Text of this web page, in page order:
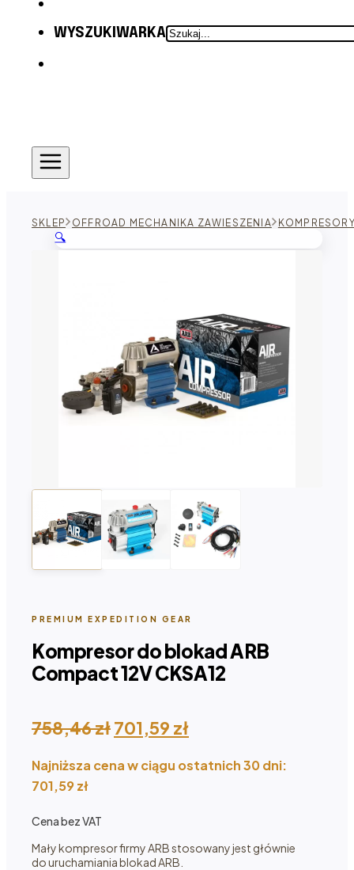
WYSZUKIWARKASZUKAJ
SKLEP OFFROAD MECHANIKA ZAWIESZENIA
🔍
PREMIUM EXPEDITION GEAR
Kompresor do blokad ARB
Compact 12V CKSA12
758,46złPierwotna
wynosiła:
701,59 złAktualna
wynosi:
Najniższa cena w ciągu ostatnich 30 dni:
701,59zł
Cena bez VAT
Mały kompresor firmy ARB stosowany jest głównie
do uruchamiania blokad ARB.